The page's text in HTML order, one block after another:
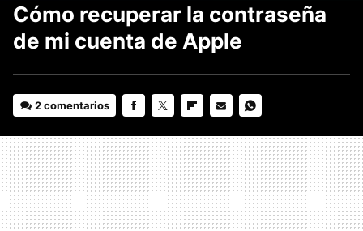
Cómo recuperar la contraseña
de mi cuenta de Apple
2 comentarios
MAIL